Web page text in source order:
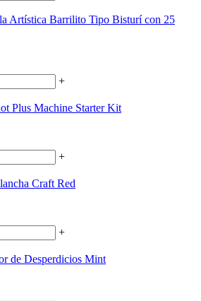
Artística Barrilito Tipo Bisturí con 25
+
Plus Machine Starter Kit
+
Craft Red
+
de Desperdicios Mint